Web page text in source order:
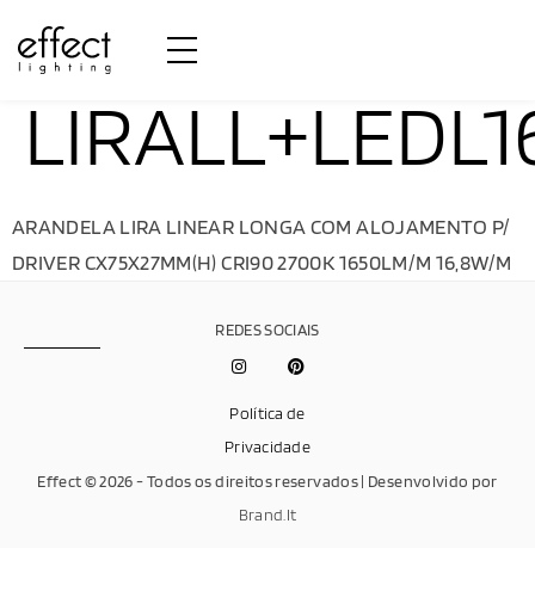
ARANDELA LIRA LINEAR LONGA COM ALOJAMENTO P/
DRIVER CX75X27MM(H) CRI90 2700K 1650LM/M 16,8W/M
Effect © 2026 - Todos os direitos reservados | Desenvolvido por
Brand.It
Política de
Privacidade
REDES SOCIAIS